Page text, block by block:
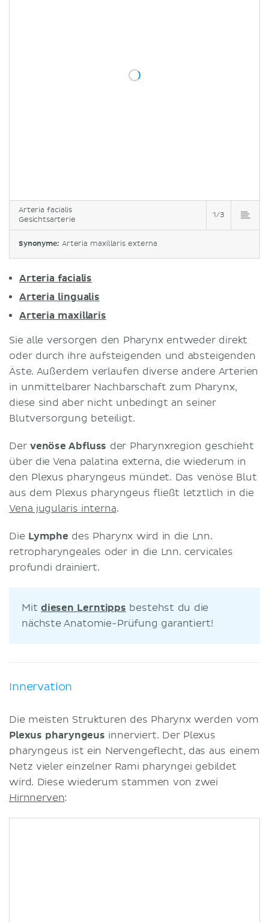
Arteria facialis
Gesichtsarterie
1/3
Synonyme: Arteria maxillaris externa
Arteria facialis
Arteria lingualis
Arteria maxillaris
Sie alle versorgen den Pharynx entweder direkt
oder durch ihre aufsteigenden und absteigenden
Äste. Außerdem verlaufen diverse andere Arterien
in unmittelbarer Nachbarschaft zum Pharynx,
diese sind aber nicht unbedingt an seiner
Blutversorgung beteiligt.
Der venöse Abfluss der Pharynxregion geschieht
über die Vena palatina externa, die wiederum in
den Plexus pharyngeus mündet. Das venöse Blut
aus dem Plexus pharyngeus fließt letztlich in die
Vena jugularis interna.
Die Lymphe des Pharynx wird in die Lnn.
retropharyngeales oder in die Lnn. cervicales
profundi drainiert.
Mit diesen Lerntipps bestehst du die
nächste Anatomie-Prüfung garantiert!
Innervation
Die meisten Strukturen des Pharynx werden vom
Plexus pharyngeus innerviert. Der Plexus
pharyngeus ist ein Nervengeflecht, das aus einem
Netz vieler einzelner Rami pharyngei gebildet
wird. Diese wiederum stammen von zwei
Hirnnerven: